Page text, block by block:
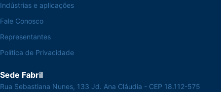
Indústrias e aplicações
Fale Conosco
Representantes
Política de Privacidade
Sede Fabril
Rua Sebastiana Nunes, 133 Jd. Ana Cláudia - CEP 18.112-575